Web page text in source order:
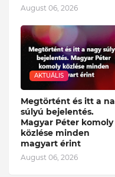
August 06, 2026
AKTUÁLIS
Megtörtént és itt a
súlyú bejelentés.
Magyar Péter komoly
közlése minden
magyart érint
August 06, 2026